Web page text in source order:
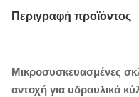
Περιγραφή προϊόντος
Μικροσυσκευασμένες
αντοχή για υδραυλικό